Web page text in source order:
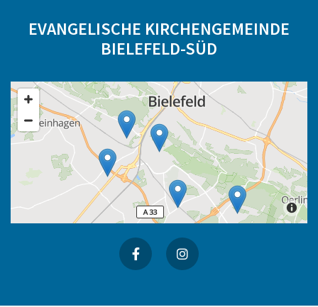
EVANGELISCHE KIRCHENGEMEINDE
BIELEFELD-SÜD